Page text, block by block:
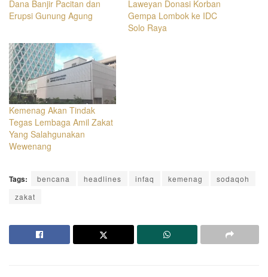
Dana Banjir Pacitan dan
Erupsi Gunung Agung
Laweyan Donasi Korban
Gempa Lombok ke IDC
Solo Raya
Kemenag Akan Tindak
Tegas Lembaga Amil Zakat
Yang Salahgunakan
Wewenang
Tags: bencana headlines infaq kemenag
sodaqoh
zakat